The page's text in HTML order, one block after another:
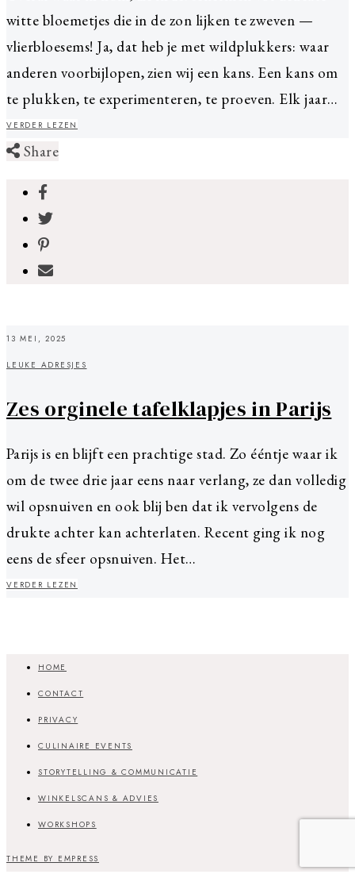
witte bloemetjes die in de zon lijken te zweven —
vlierbloesems! Ja, dat heb je met wildplukkers: waar
anderen voorbijlopen, zien wij een kans. Een kans om
te plukken, te experimenteren, te proeven. Elk jaar…
VERDER LEZEN
Share
13 MEI, 2025
LEUKE ADRESJES
Zes orginele tafelklapjes in Parijs
Parijs is en blijft een prachtige stad. Zo ééntje waar ik
om de twee drie jaar eens naar verlang, ze dan volledig
wil opsnuiven en ook blij ben dat ik vervolgens de
drukte achter kan achterlaten. Recent ging ik nog
eens de sfeer opsnuiven. Het…
VERDER LEZEN
HOME
CONTACT
PRIVACY
CULINAIRE EVENTS
STORYTELLING & COMMUNICATIE
WINKELSCANS & ADVIES
WORKSHOPS
THEME BY EMPRESS